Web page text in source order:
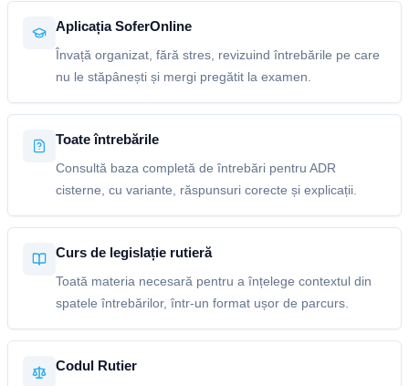
Aplicația SoferOnline
Învață organizat, fără stres, revizuind întrebările pe care
nu le stăpânești și mergi pregătit la examen.
Toate întrebările
Consultă baza completă de întrebări pentru ADR
cisterne, cu variante, răspunsuri corecte și explicații.
Curs de legislație rutieră
Toată materia necesară pentru a înțelege contextul din
spatele întrebărilor, într-un format ușor de parcurs.
Codul Rutier